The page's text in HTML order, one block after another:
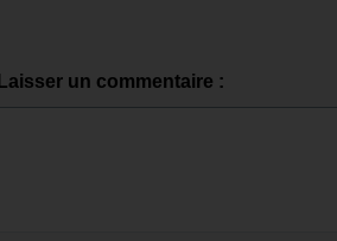
Laisser un commentaire :